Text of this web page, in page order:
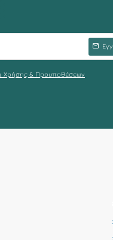
Χρήσης & Προυποθέσεων